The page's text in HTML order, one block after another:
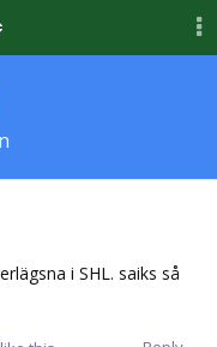
i SHL. saiks så